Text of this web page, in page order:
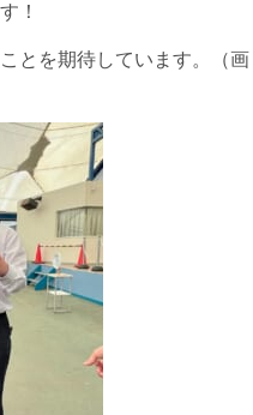
！
とを期待しています。（画